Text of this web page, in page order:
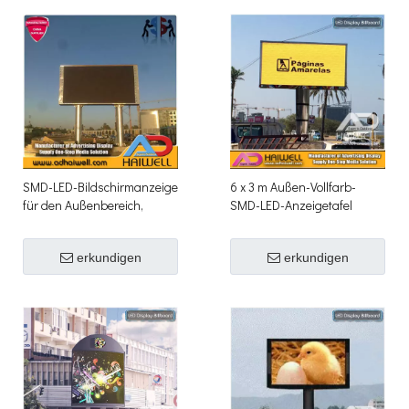
SMD-LED-Bildschirmanzeige
für den Außenbereich,
erkundigen
6 x 3 m Außen-Vollfarb-
SMD-LED-Anzeigetafel
erkundigen